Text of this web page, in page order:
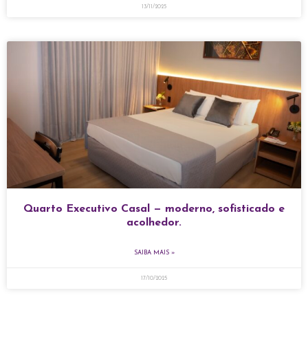
13/11/2025
Quarto Executivo Casal — moderno, sofisticado e
acolhedor.
SAIBA MAIS »
17/10/2025